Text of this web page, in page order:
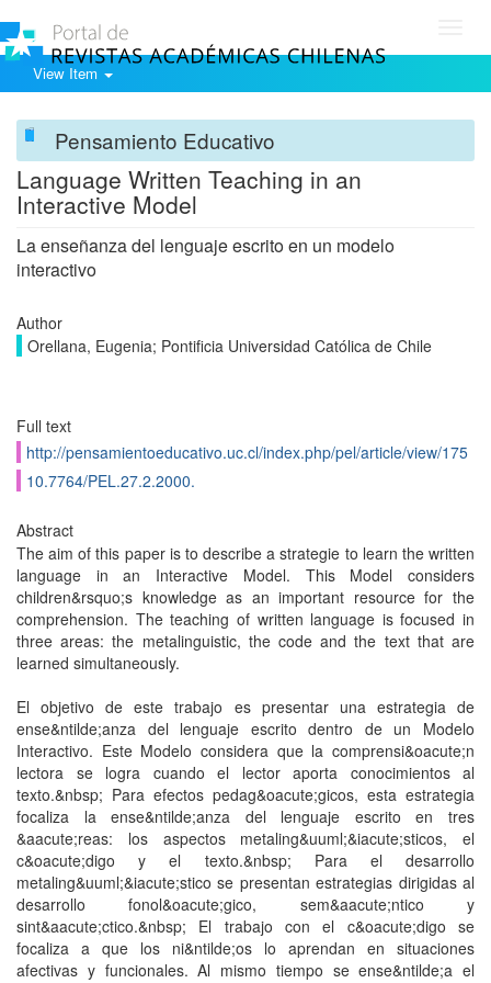
View Item
Pensamiento Educativo
Language Written Teaching in an
Interactive Model
La enseñanza del lenguaje escrito en un modelo
interactivo
Author
Orellana, Eugenia; Pontificia Universidad Católica de Chile
Full text
http://pensamientoeducativo.uc.cl/index.php/pel/article/view/175
10.7764/PEL.27.2.2000.
Abstract
The aim of this paper is to describe a strategie to learn the written
language in an Interactive Model. This Model considers
children&rsquo;s knowledge as an important resource for the
comprehension. The teaching of written language is focused in
three areas: the metalinguistic, the code and the text that are
learned simultaneously.
El objetivo de este trabajo es presentar una estrategia de
ense&ntilde;anza del lenguaje escrito dentro de un Modelo
Interactivo. Este Modelo considera que la comprensi&oacute;n
lectora se logra cuando el lector aporta conocimientos al
texto.&nbsp; Para efectos pedag&oacute;gicos, esta estrategia
focaliza la ense&ntilde;anza del lenguaje escrito en tres
&aacute;reas: los aspectos metaling&uuml;&iacute;sticos, el
c&oacute;digo y el texto.&nbsp; Para el desarrollo
metaling&uuml;&iacute;stico se presentan estrategias dirigidas al
desarrollo fonol&oacute;gico, sem&aacute;ntico y
sint&aacute;ctico.&nbsp; El trabajo con el c&oacute;digo se
focaliza a que los ni&ntilde;os lo aprendan en situaciones
afectivas y funcionales. Al mismo tiempo se ense&ntilde;a el